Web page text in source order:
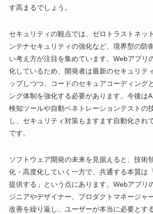
す高まるでしょう。
セキュリティの観点では、ゼロトラストネッ
ンテナセキュリティの強化など、境界型の防
い考え方が注目を集めています。Webアプリ
化しているため、開発者は最新のセキュリテ
ップしつつ、コードのセキュアコーディング
ング体制を強化する必要があります。今後は
検知ツールや自動ペネトレーションテストの
し、セキュリティ対策もますます自動化され
です。
ソフトウェア開発の未来を見据えると、技術
化・高度化していく一方で、共通する本質は
提供する」という点にあります。Webアプリ
ジニアやデザイナー、プロダクトマネージャ
改善を繰り返し、ユーザーが本当に必要とす